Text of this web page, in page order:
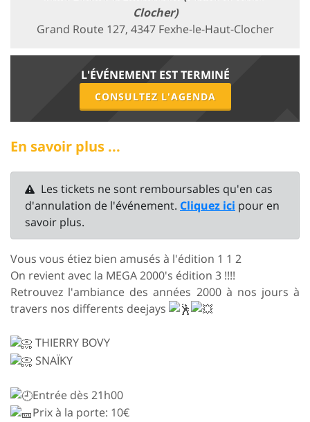
Clocher)
Grand Route 127, 4347 Fexhe-le-Haut-Clocher
L'ÉVÉNEMENT EST TERMINÉ
CONSULTEZ L'AGENDA
En savoir plus ...
Les tickets ne sont remboursables qu'en cas
d'annulation de l'événement. Cliquez ici pour en
savoir plus.
Vous vous étiez bien amusés à l'édition 1 1 2
On revient avec la MEGA 2000's édition 3 !!!!
Retrouvez l'ambiance des années 2000 à nos jours à
travers nos differents deejays
THIERRY BOVY
SNAÏKY
Entrée dès 21h00
Prix à la porte: 10€